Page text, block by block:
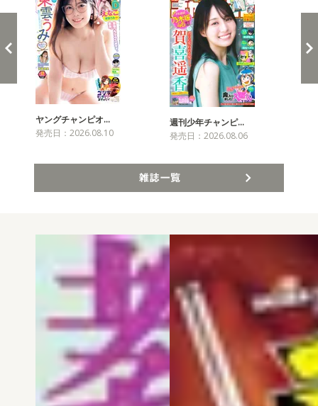
ヤングチャンピオ…
発売日：2026.08.10
週刊少年チャンピ…
発売日：2026.08.06